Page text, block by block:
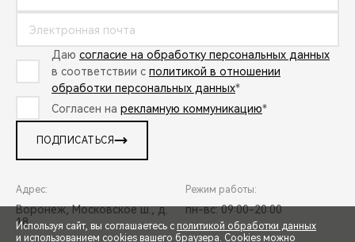
Даю согласие на обработку персональных данных
в соответствии с политикой в отношении
обработки персональных данных*
Согласен на рекламную коммуникацию*
ПОДПИСАТЬСЯ
Адрес:
Воронеж, Московское ш., д.
18
Режим работы:
пн-вс: 09:00-20:00
Используя сайт, вы соглашаетесь с политикой обработки данных
и использованием cookies вашего браузера. Cookies можно